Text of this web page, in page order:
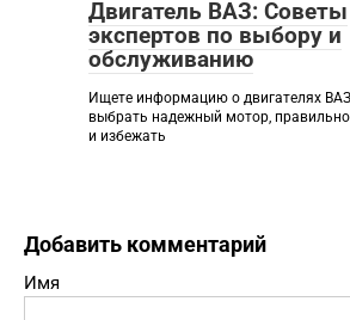
Двигатель ВАЗ: Советы
экспертов по выбору и
обслуживанию
Ищете информацию о двигателях
выбрать надежный мотор,
и избежать
Добавить комментарий
Имя